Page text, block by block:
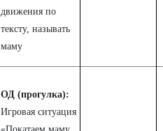
движения по
тексту, называть
маму
ОД (прогулка):
Игровая ситуация